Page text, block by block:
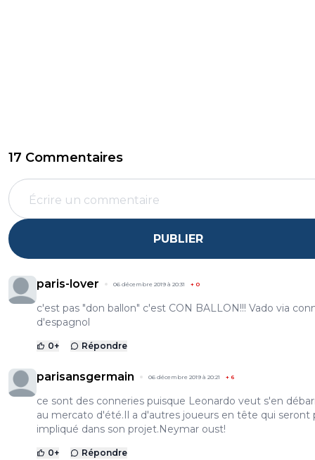
17 Commentaires
PUBLIER
paris-lover 06 décembre 2019 à 20:31 + 0
c'est pas "don ballon" c'est CON BALLON!!! Vado via
d'espagnol
0+ Répondre
parisansgermain 06 décembre 2019 à 20:21 + 6
ce sont des conneries puisque Leonardo veut s'en
au mercato d'été.Il a d'autres joueurs en tête qui seront
impliqué dans son projet.Neymar oust!
0+ Répondre